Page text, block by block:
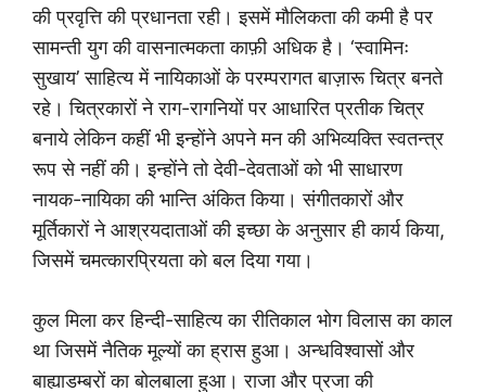
की प्रवृत्ति की प्रधानता रही। इसमें मौलिकता की कमी है पर
सामन्ती युग की वासनात्मकता काफ़ी अधिक है। ‘स्वामिनः
सुखाय’ साहित्य में नायिकाओं के परम्परागत बाज़ारू चित्र बनते
रहे। चित्रकारों ने राग-रागनियों पर आधारित प्रतीक चित्र
बनाये लेकिन कहीं भी इन्होंने अपने मन की अभिव्यक्ति स्वतन्त्र
रूप से नहीं की। इन्होंने तो देवी-देवताओं को भी साधारण
नायक-नायिका की भान्ति अंकित किया। संगीतकारों और
मूर्तिकारों ने आश्रयदाताओं की इच्छा के अनुसार ही कार्य किया,
जिसमें चमत्कारप्रियता को बल दिया गया।
कुल मिला कर हिन्दी-साहित्य का रीतिकाल भोग विलास का काल
था जिसमें नैतिक मूल्यों का ह्रास हुआ। अन्धविश्वासों और
बाह्याडम्बरों का बोलबाला हुआ। राजा और प्रजा की